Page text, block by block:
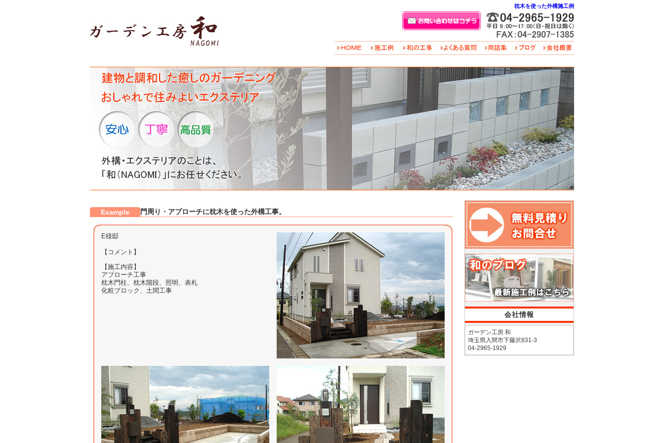
枕木を使った外構施工例
Example 門周り・アプローチに枕木を使った外構工事。
E様邸
【コメント】
【施工内容】
アプローチ工事
枕木門柱、枕木階段、照明、表札
化粧ブロック、土間工事
会社情報
ガーデン工房 和
埼玉県入間市下藤沢831-3
04-2965-1929